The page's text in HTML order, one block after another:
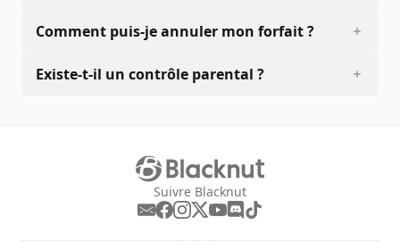
Comment puis-je annuler mon forfait ?
Existe-t-il un contrôle parental ?
Suivre Blacknut